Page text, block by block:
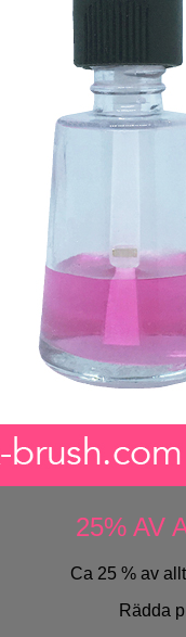
25% AV
Ca 25 % av
Rädda